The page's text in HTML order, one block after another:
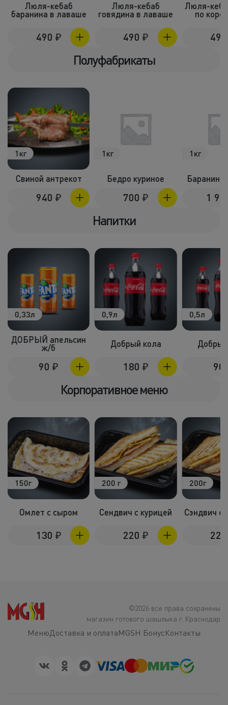
Люля-кебаб
баранина в лаваше
490 ₽
Люля-кебаб
говядина в лаваше
490 ₽
Люля-
по
Полуфабрикаты
1кг
Свиной антрекот
940 ₽
1кг
Бедро куриное
700 ₽
1кг
Баранина
1
Напитки
0,33л
ДОБРЫЙ апельсин
ж/б
90₽
0,9л
Добрый кола
180 ₽
0,5л
90
Корпоративное меню
150г
Омлет с сыром
130 ₽
200 г
Сендвич с курицей
220 ₽
200г
Сэндвич с
©2026 все права сохранены
магазин готового шашлыка г. Краснодар
МенюДоставка и оплатаMGSH БонусКонтакты